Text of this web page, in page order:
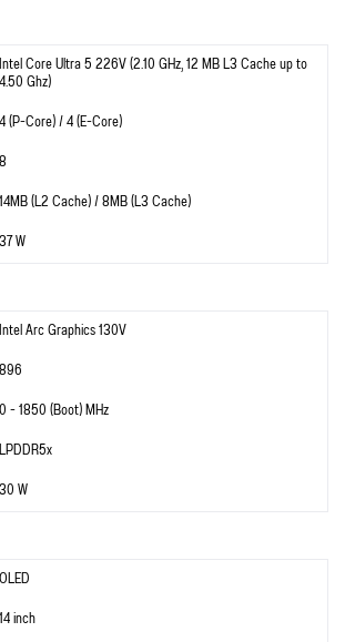
Intel Core Ultra 5 226V (2.10 GHz, 12 MB L3 Cache up to
4.50 Ghz)
4 (P-Core) / 4 (E-Core)
8
14MB (L2 Cache) / 8MB (L3 Cache)
37 W
Intel Arc Graphics 130V
896
0 - 1850 (Boot) MHz
LPDDR5x
30 W
OLED
14 inch